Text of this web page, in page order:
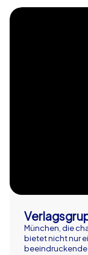
München, die
bietet nicht nur